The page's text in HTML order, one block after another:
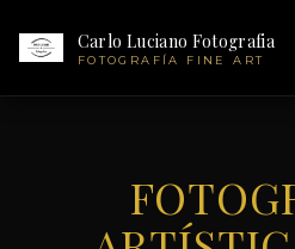
Carlo Luciano Fotografia
FOTOGRAFÍA FINE ART